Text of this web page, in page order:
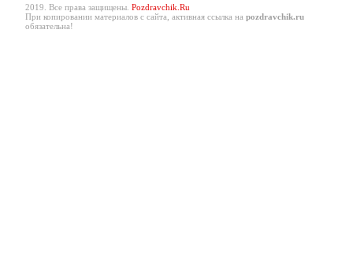
2019. Все права защищены. Pozdravchik.Ru
При копировании материалов с сайта, активная ссылка на pozdravchik.ru
обязательна!